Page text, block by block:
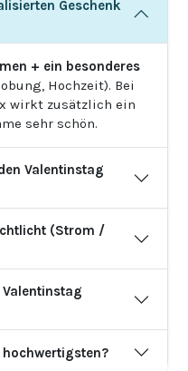
Geschenk
+ ein besonderes
Hochzeit). Bei
wirkt zusätzlich ein
sehr schön.
Valentinstag
(Strom /